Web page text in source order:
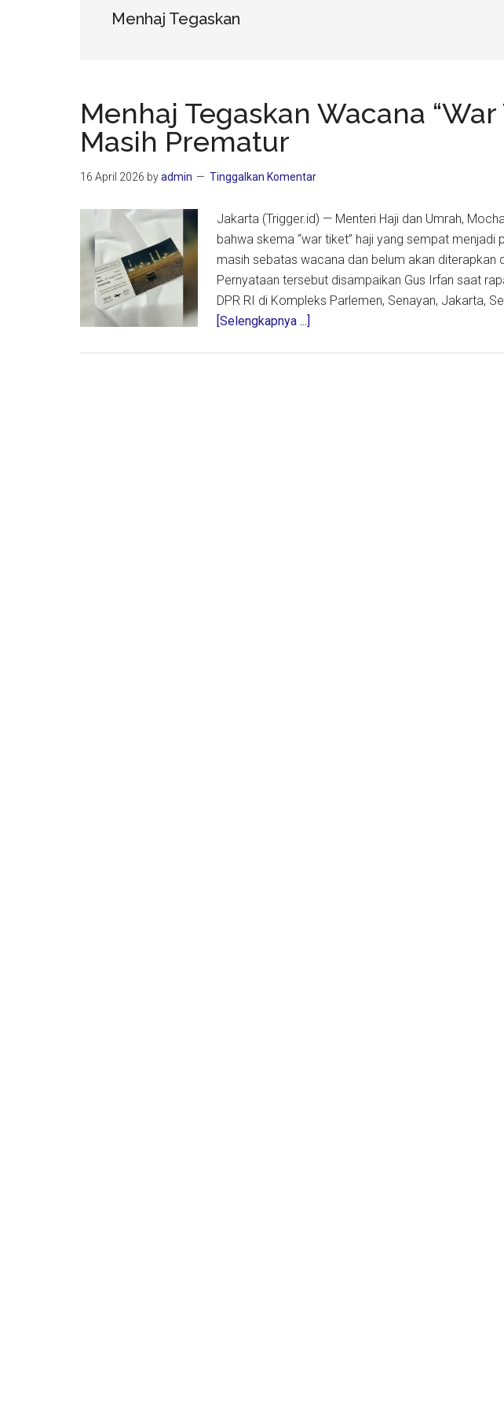
Menhaj Tegaskan
Menhaj Tegaskan Wacana “War
Masih Prematur
16 April 2026 byadmin Tinggalkan Komentar
Jakarta (Trigger.id) — Menteri Haji dan Umrah,
bahwa skema “war tiket” haji yang sempat menjadi
masih sebatas wacana dan belum akan diterapkan
Pernyataan tersebut disampaikan Gus Irfan saat
DPR RI di Kompleks Parlemen, Senayan, Jakarta,
[Selengkapnya ...]